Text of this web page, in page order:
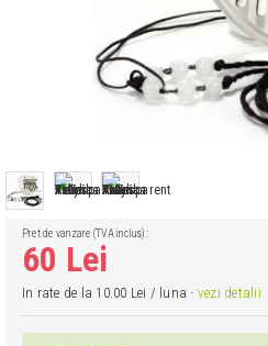
Pret de vanzare (TVA inclus):
60 Lei
In rate de la 10.00 Lei / luna- vezi detalii